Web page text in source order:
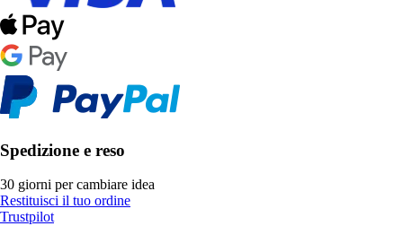
Spedizione e reso
30 giorni per cambiare idea
Restituisci il tuo ordine
Trustpilot